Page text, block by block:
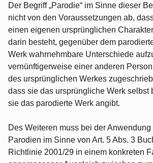
Der Begriff „Parodie“ im Sinne dieser
nicht von den Voraussetzungen ab,
einen eigenen ursprünglichen
darin besteht, gegenüber dem
Werk wahrnehmbare Unterschiede
vernünftigerweise einer anderen
des ursprünglichen Werkes
dass sie das ursprüngliche Werk selbst
sie das parodierte Werk angibt.
Des Weiteren muss bei der
Parodien im Sinne von Art. 5 Abs. 3
Richtlinie 2001/29 in einem konkreten